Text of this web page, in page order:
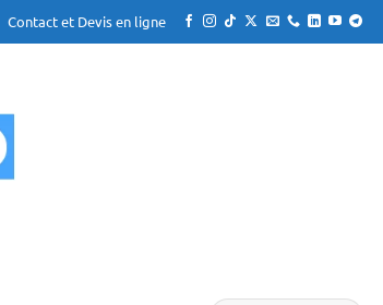
Contact et Devis en ligne